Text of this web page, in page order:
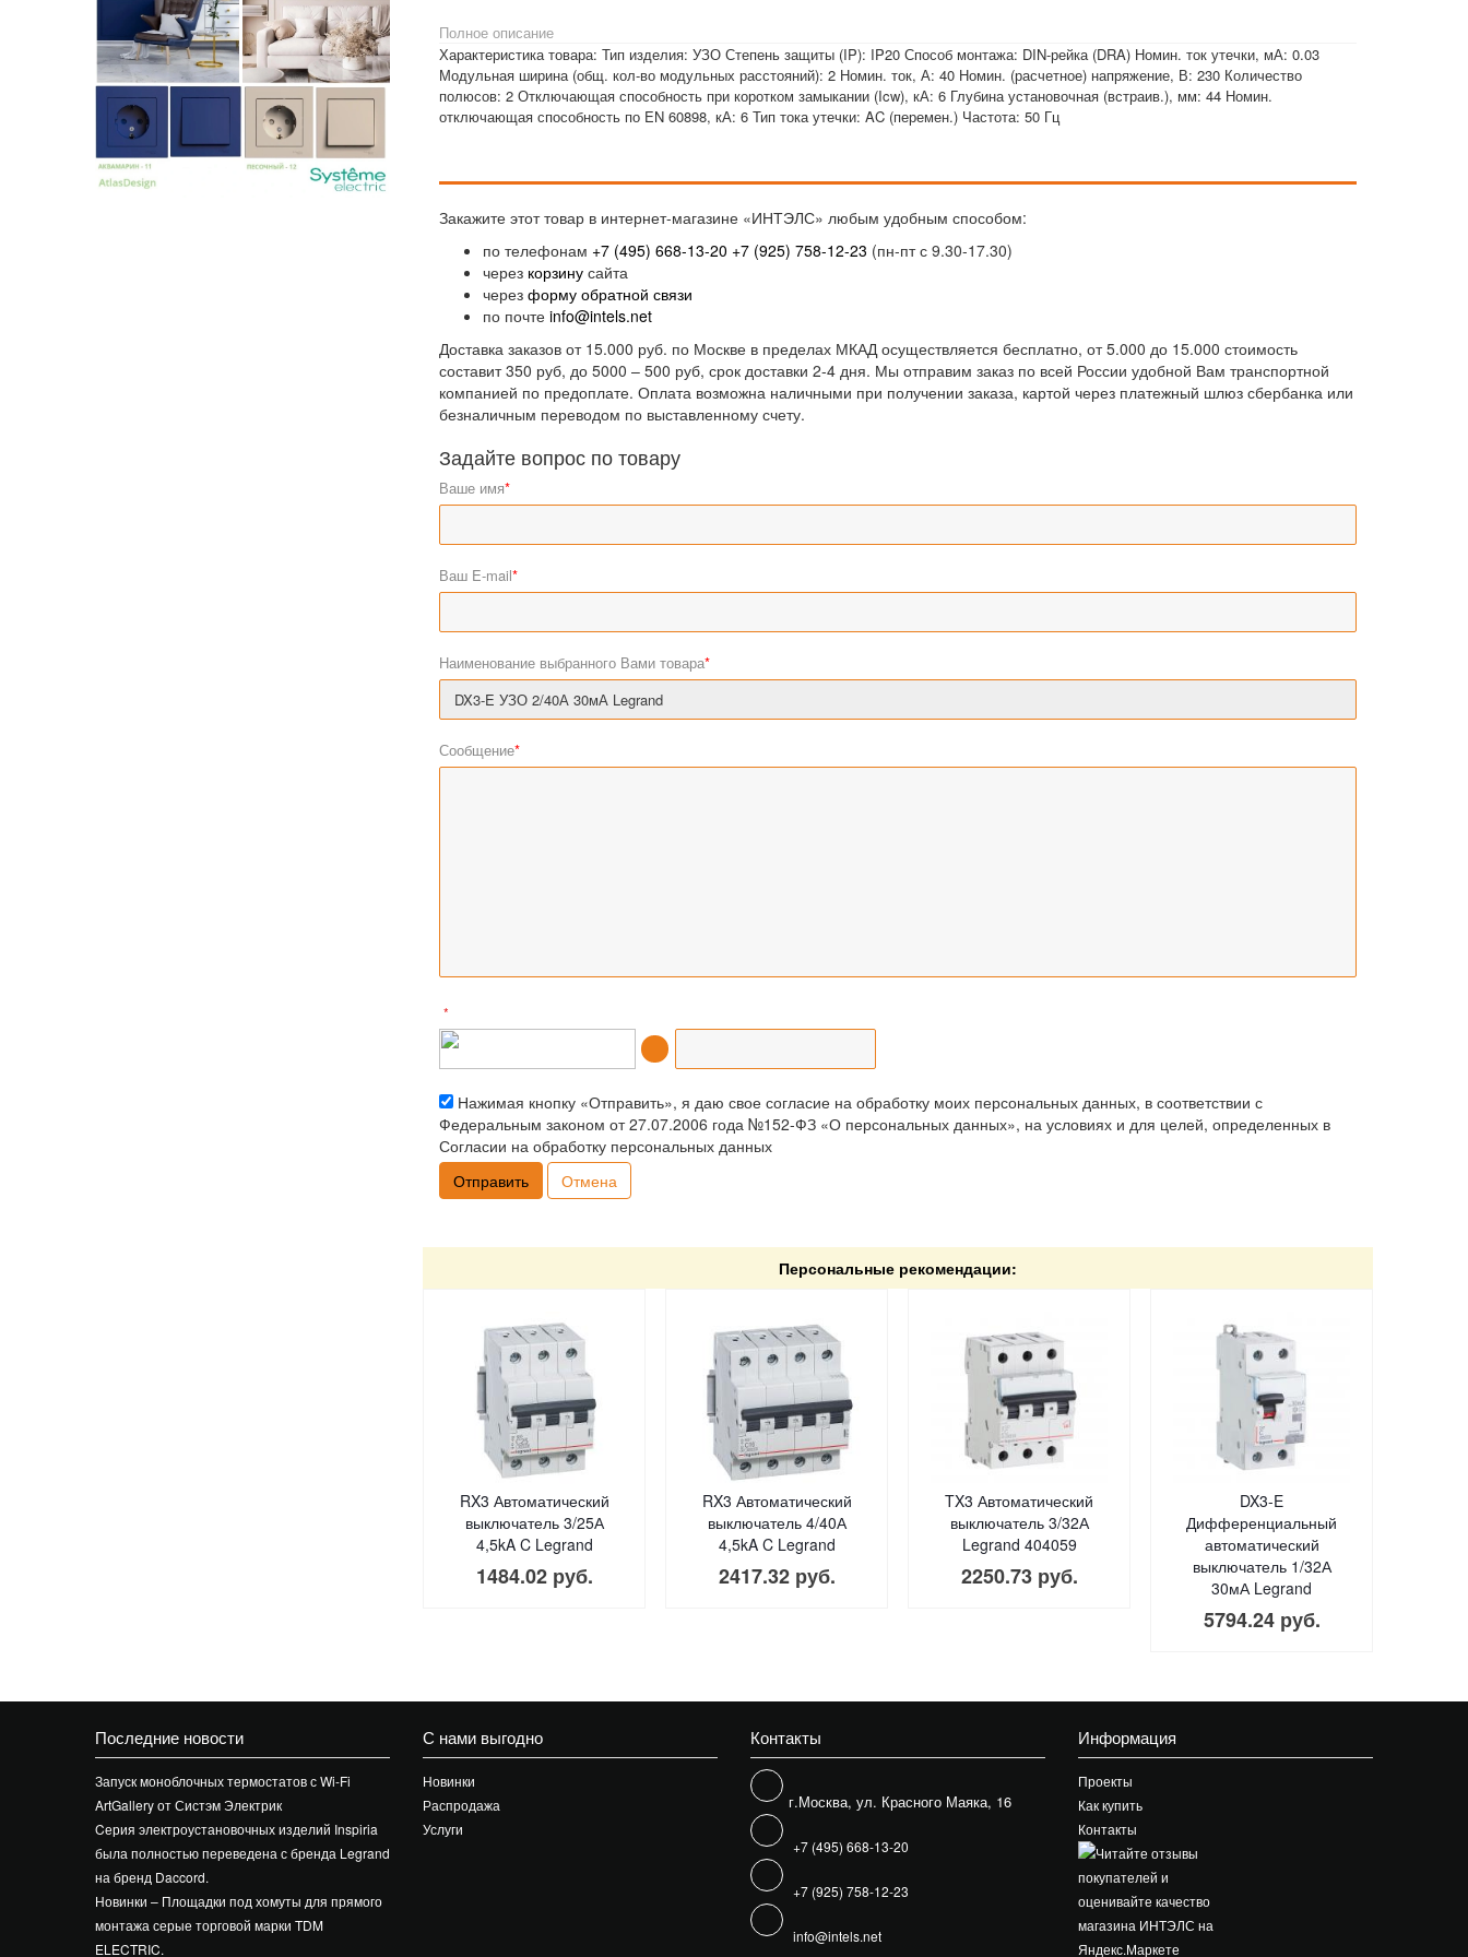
Полное описание
Характеристика товара: Тип изделия: УЗО Степень защиты (IP): IP20 Способ монтажа: DIN-рейка (DRA) Номин. ток утечки, мА: 0.03
Модульная ширина (общ. кол-во модульных расстояний): 2 Номин. ток, А: 40 Номин. (расчетное) напряжение, В: 230 Количество
полюсов: 2 Отключающая способность при коротком замыкании (Icw), кА: 6 Глубина установочная (встраив.), мм: 44 Номин.
отключающая способность по EN 60898, кА: 6 Тип тока утечки: AC (перемен.) Частота: 50 Гц
Закажите этот товар в интернет-магазине «ИНТЭЛС» любым удобным способом:
по телефонам +7 (495) 668-13-20 +7 (925) 758-12-23 (пн-пт с 9.30-17.30)
через корзину сайта
через форму обратной связи
по почте info@intels.net
Доставка заказов от 15.000 руб. по Москве в пределах МКАД осуществляется бесплатно, от 5.000 до 15.000 стоимость
составит 350 руб, до 5000 – 500 руб, срок доставки 2-4 дня. Мы отправим заказ по всей России удобной Вам транспортной
компанией по предоплате. Оплата возможна наличными при получении заказа, картой через платежный шлюз сбербанка или
безналичным переводом по выставленному счету.
Задайте вопрос по товару
Ваше имя*
Ваш E-mail*
Наименование выбранного Вами товара*
Сообщение*
*
Нажимая кнопку «Отправить», я даю свое согласие на обработку моих персональных данных, в соответствии с
Федеральным законом от 27.07.2006 года №152-ФЗ «О персональных данных», на условиях и для целей, определенных в
Согласии на обработку персональных данных
Отмена
Персональные рекомендации:
RX3 Автоматический
выключатель 3/25А
4,5kA C Legrand
1484.02 руб.
RX3 Автоматический
выключатель 4/40А
4,5kA C Legrand
2417.32 руб.
TX3 Автоматический
выключатель 3/32А
Legrand 404059
2250.73 руб.
DX3-E
Дифференциальный
автоматический
выключатель 1/32А
30мА Legrand
5794.24 руб.
Последние новости
Запуск моноблочных термостатов с Wi-Fi
ArtGallery от Систэм Электрик
Cерия электроустановочных изделий Inspiria
была полностью переведена с бренда Legrand
на бренд Daccord.
Новинки – Площадки под хомуты для прямого
монтажа серые торговой марки TDM
ELECTRIC.
С нами выгодно
Новинки
Распродажа
Услуги
Контакты
г.Москва, ул. Красного Маяка, 16
+7 (495) 668-13-20
+7 (925) 758-12-23
info@intels.net
Информация
Проекты
Как купить
Контакты